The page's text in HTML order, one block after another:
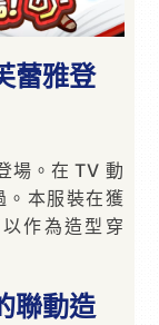
蕾雅登
場。在 TV 動
。本服裝在獲
作為造型穿
聯動造